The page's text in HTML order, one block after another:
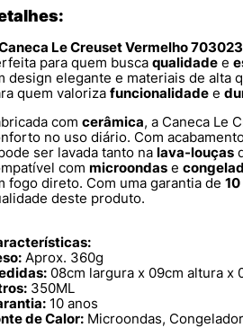
Le Creuset Vermelho
para quem busca qualidade e
design elegante e materiais de alta
quem valoriza funcionalidade e
com cerâmica, a Caneca Le
no uso diário. Com
ser lavada tanto na lava-louças
com microondas e
fogo direto. Com uma garantia de
deste produto.
Aprox. 360g
08cm largura x 09cm altura x
350ML
10 anos
de Calor: Microondas,